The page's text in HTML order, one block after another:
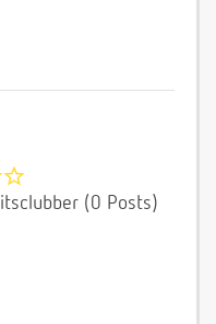
(0 Posts)